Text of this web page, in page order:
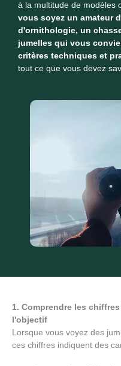
à la multitude de modèles
vous soyez un amateur
d'ornithologie, un
jumelles qui vous
critères techniques et
tout ce que vous devez
1. Comprendre les
l'objectif
Lorsque vous voyez des
ces chiffres indiquent des